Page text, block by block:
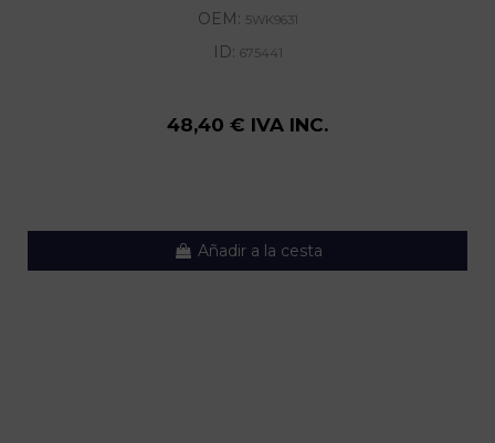
OEM: 5WK9631
ID: 675441
48,40 € IVA INC.
Añadir a la cesta